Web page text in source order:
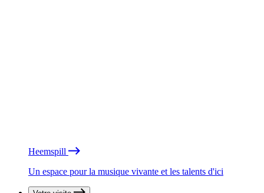
Heemspill
Un espace pour la musique vivante et les talents d'ici